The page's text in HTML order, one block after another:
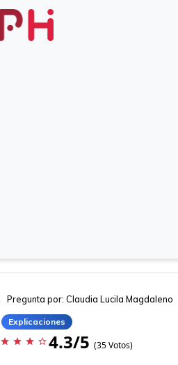
Pregunta por: Claudia Lucila Magdaleno
Explicaciones
star star star star_border 4.3/5 (35 Votos)